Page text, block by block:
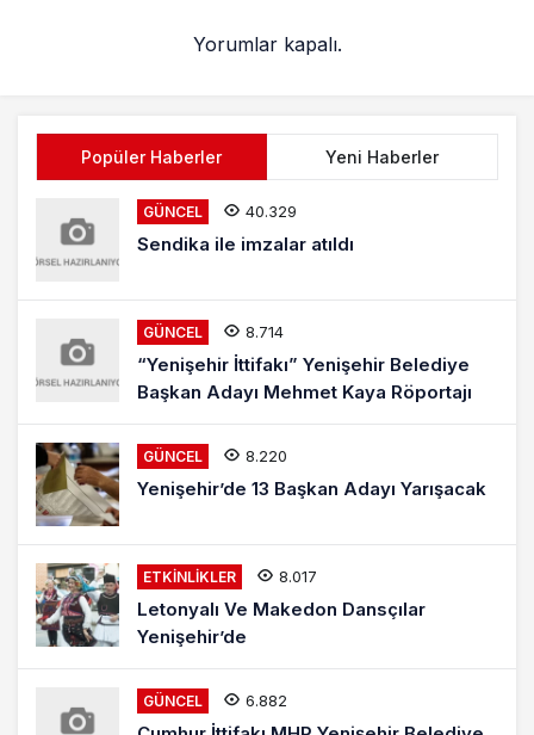
Yorumlar kapalı.
Popüler Haberler Yeni Haberler
GÜNCEL 40.329
Sendika ile imzalar atıldı
GÜNCEL 8.714
“Yenişehir İttifakı” Yenişehir Belediye
Başkan Adayı Mehmet Kaya Röportajı
GÜNCEL 8.220
Yenişehir’de 13 Başkan Adayı Yarışacak
ETKINLIKLER 8.017
Letonyalı Ve Makedon Dansçılar
Yenişehir’de
GÜNCEL 6.882